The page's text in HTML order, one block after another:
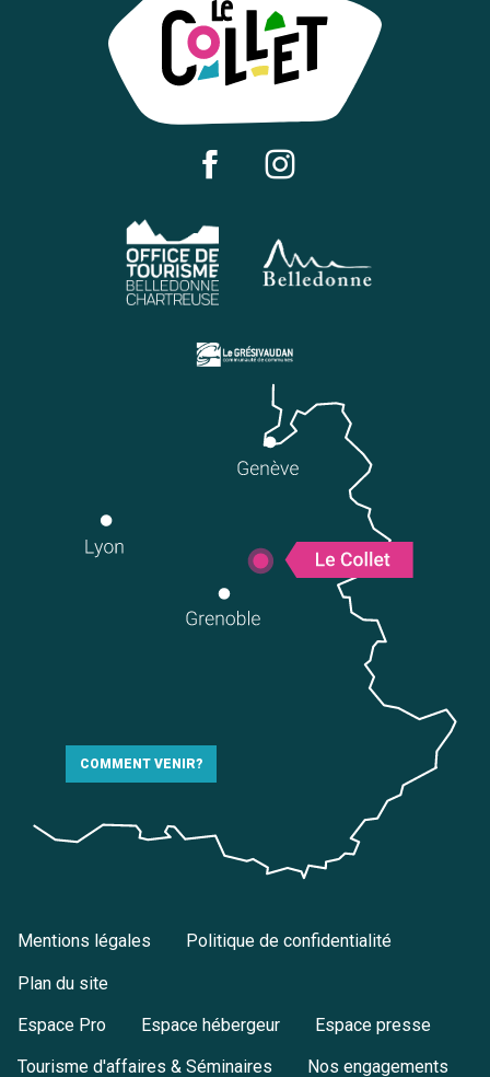
COMMENT VENIR?
Mentions légales Politique de confidentialité
Plan du site
Espace Pro Espace hébergeur Espace presse
Tourisme d'affaires & Séminaires Nos engagements